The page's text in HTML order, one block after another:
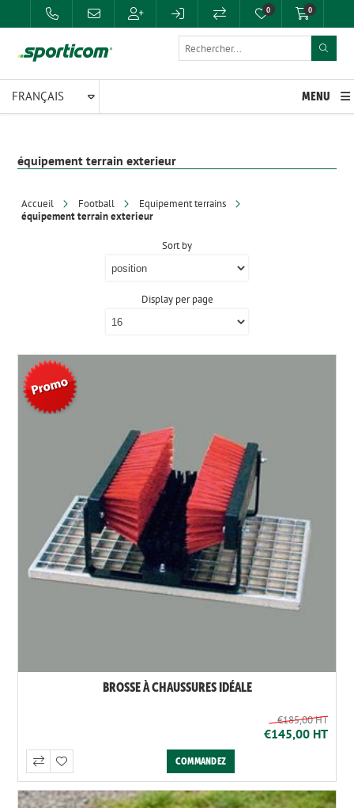
0 0
MENU
équipement terrain exterieur
Accueil Football Equipement terrains
équipement terrain exterieur
Sort by
Display per page
BROSSE À CHAUSSURES IDÉALE
€185,00 HT
€145,00 HT